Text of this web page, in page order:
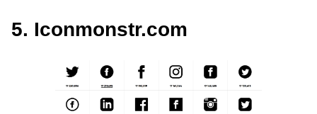
5. Iconmonstr.com